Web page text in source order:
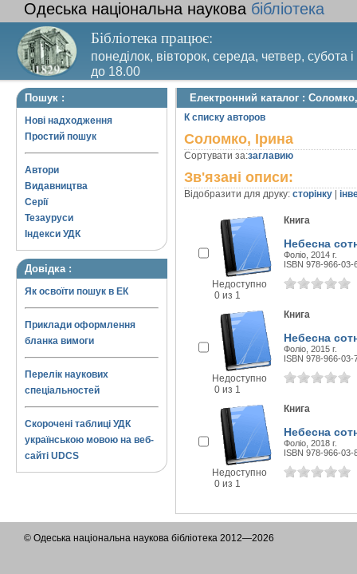
Одеська національна наукова бібліотека
Бібліотека працює:
понеділок, вівторок, середа, четвер, субота
до 18.00
Вихідний день – п’ятниця. Останній четвер
Пошук :
Нові надходження
Простий пошук
Автори
Видавництва
Серії
Тезауруси
Індекси УДК
Довідка :
Як освоїти пошук в ЕК
Приклади оформлення
бланка вимоги
Перелік наукових
спеціальностей
Скорочені таблиці УДК
українською мовою на веб-
сайті UDCS
Електронний каталог :
К списку авторов
Соломко, Ірина
Сортувати за:заглавию
Зв'язані описи:
Відобразити для друку: сторінку
Недоступно
0 из 1
Книга
Небесна
Фоліо, 2014 г.
ISBN 978-966-03-
Недоступно
0 из 1
Книга
Небесна
Фоліо, 2015 г.
ISBN 978-966-03-
Недоступно
0 из 1
Книга
Небесна
Фоліо, 2018 г.
ISBN 978-966-03-
© Одеська національна наукова бібліотека 2012—2026